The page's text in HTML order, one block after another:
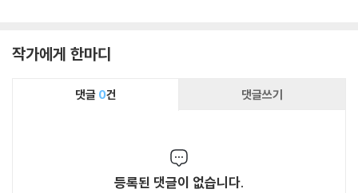
작가에게 한마디
댓글 0건 댓글쓰기
등록된 댓글이 없습니다.